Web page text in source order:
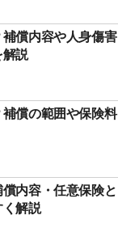
償内容や人身傷害
説
償の範囲や保険料
内容・任意保険と
解説